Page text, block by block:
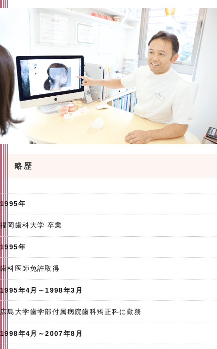
略歴
1995年
福岡歯科大学 卒業
1995年
歯科医師免許取得
1995年4月～1998年3月
広島大学歯学部付属病院歯科矯正科に勤務
1998年4月～2007年8月